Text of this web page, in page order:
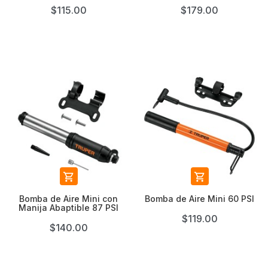
$115.00 $179.00

Bomba de Aire Mini con
Manija Abaptible 87 PSI
$140.00

Bomba de Aire Mini 60 PSI
$119.00